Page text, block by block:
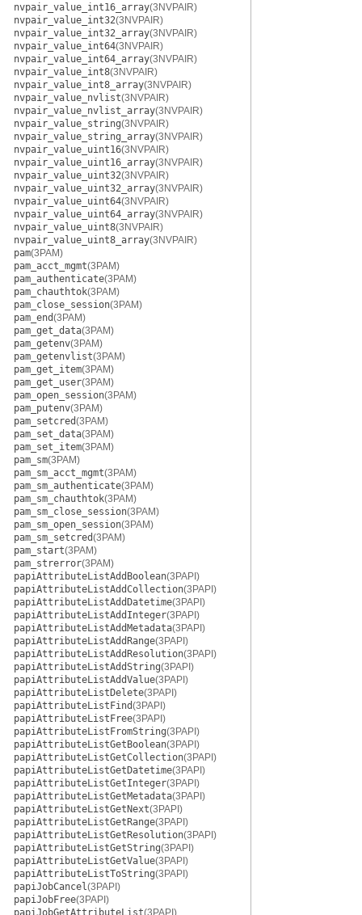
nvpair_value_int16_array(3NVPAIR)
nvpair_value_int32(3NVPAIR)
nvpair_value_int32_array(3NVPAIR)
nvpair_value_int64(3NVPAIR)
nvpair_value_int64_array(3NVPAIR)
nvpair_value_int8(3NVPAIR)
nvpair_value_int8_array(3NVPAIR)
nvpair_value_nvlist(3NVPAIR)
nvpair_value_nvlist_array(3NVPAIR)
nvpair_value_string(3NVPAIR)
nvpair_value_string_array(3NVPAIR)
nvpair_value_uint16(3NVPAIR)
nvpair_value_uint16_array(3NVPAIR)
nvpair_value_uint32(3NVPAIR)
nvpair_value_uint32_array(3NVPAIR)
nvpair_value_uint64(3NVPAIR)
nvpair_value_uint64_array(3NVPAIR)
nvpair_value_uint8(3NVPAIR)
nvpair_value_uint8_array(3NVPAIR)
pam(3PAM)
pam_acct_mgmt(3PAM)
pam_authenticate(3PAM)
pam_chauthtok(3PAM)
pam_close_session(3PAM)
pam_end(3PAM)
pam_get_data(3PAM)
pam_getenv(3PAM)
pam_getenvlist(3PAM)
pam_get_item(3PAM)
pam_get_user(3PAM)
pam_open_session(3PAM)
pam_putenv(3PAM)
pam_setcred(3PAM)
pam_set_data(3PAM)
pam_set_item(3PAM)
pam_sm(3PAM)
pam_sm_acct_mgmt(3PAM)
pam_sm_authenticate(3PAM)
pam_sm_chauthtok(3PAM)
pam_sm_close_session(3PAM)
pam_sm_open_session(3PAM)
pam_sm_setcred(3PAM)
pam_start(3PAM)
pam_strerror(3PAM)
papiAttributeListAddBoolean(3PAPI)
papiAttributeListAddCollection(3PAPI)
papiAttributeListAddDatetime(3PAPI)
papiAttributeListAddInteger(3PAPI)
papiAttributeListAddMetadata(3PAPI)
papiAttributeListAddRange(3PAPI)
papiAttributeListAddResolution(3PAPI)
papiAttributeListAddString(3PAPI)
papiAttributeListAddValue(3PAPI)
papiAttributeListDelete(3PAPI)
papiAttributeListFind(3PAPI)
papiAttributeListFree(3PAPI)
papiAttributeListFromString(3PAPI)
papiAttributeListGetBoolean(3PAPI)
papiAttributeListGetCollection(3PAPI)
papiAttributeListGetDatetime(3PAPI)
papiAttributeListGetInteger(3PAPI)
papiAttributeListGetMetadata(3PAPI)
papiAttributeListGetNext(3PAPI)
papiAttributeListGetRange(3PAPI)
papiAttributeListGetResolution(3PAPI)
papiAttributeListGetString(3PAPI)
papiAttributeListGetValue(3PAPI)
papiAttributeListToString(3PAPI)
papiJobCancel(3PAPI)
papiJobFree(3PAPI)
papiJobGetAttributeList(3PAPI)